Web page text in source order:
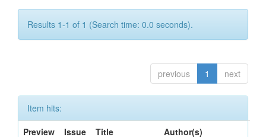
Results 1-1 of 1 (Search time: 0.0 seconds).
previous 1 next
Item hits:
Preview
Issue
Title Author(s)